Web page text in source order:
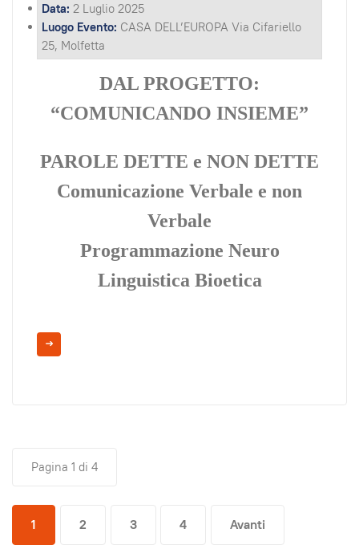
Data: 2 Luglio 2025
Luogo Evento: CASA DELL’EUROPA Via Cifariello
25, Molfetta
DAL PROGETTO:
“COMUNICANDO INSIEME”
PAROLE DETTE e NON DETTE
Comunicazione Verbale e non
Verbale
Programmazione Neuro
Linguistica Bioetica
Pagina 1 di 4
1 2 3 4 Avanti